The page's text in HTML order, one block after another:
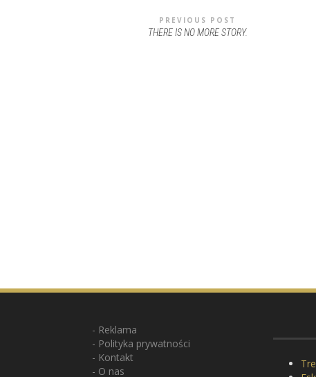
PREVIOUS POST
THERE IS NO MORE STORY.
Reklama
Polityka prywatności
Kontakt
O nas